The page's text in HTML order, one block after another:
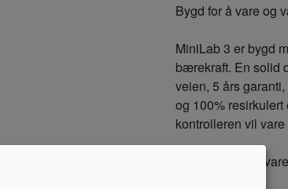
Bygd for å vare og
MiniLab 3 er bygd
bærekraft. En solid
veien, 5 års
og 100%
kontrolleren vil
Kreativ